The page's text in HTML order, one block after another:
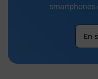
smartphones
En